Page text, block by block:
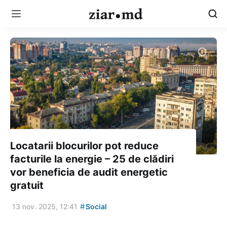
Locatarii blocurilor pot reduce
facturile la energie – 25 de clădiri
vor beneficia de audit energetic
gratuit
13 nov. 2025, 12:41 #Social